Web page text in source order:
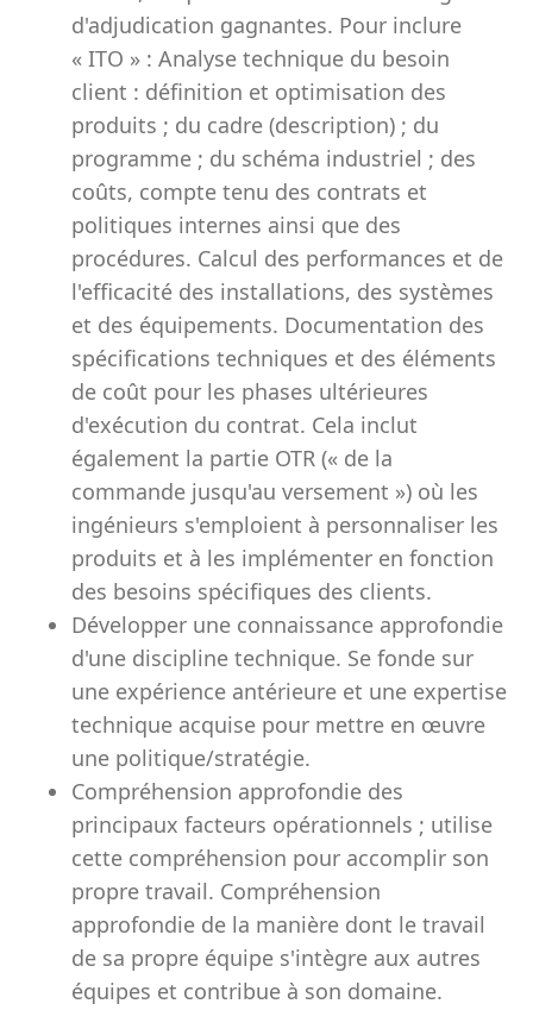
d'adjudication gagnantes. Pour inclure
« ITO » : Analyse technique du besoin
client : définition et optimisation des
produits ; du cadre (description) ; du
programme ; du schéma industriel ; des
coûts, compte tenu des contrats et
politiques internes ainsi que des
procédures. Calcul des performances et de
l'efficacité des installations, des systèmes
et des équipements. Documentation des
spécifications techniques et des éléments
de coût pour les phases ultérieures
d'exécution du contrat. Cela inclut
également la partie OTR (« de la
commande jusqu'au versement ») où les
ingénieurs s'emploient à personnaliser les
produits et à les implémenter en fonction
des besoins spécifiques des clients.
Développer une connaissance approfondie
d'une discipline technique. Se fonde sur
une expérience antérieure et une expertise
technique acquise pour mettre en œuvre
une politique/stratégie.
Compréhension approfondie des
principaux facteurs opérationnels ; utilise
cette compréhension pour accomplir son
propre travail. Compréhension
approfondie de la manière dont le travail
de sa propre équipe s'intègre aux autres
équipes et contribue à son domaine.